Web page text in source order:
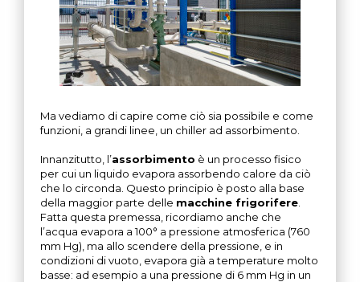
Ma vediamo di capire come ciò sia possibile e come
funzioni, a grandi linee, un chiller ad assorbimento.
Innanzitutto, l’assorbimento è un processo fisico
per cui un liquido evapora assorbendo calore da ciò
che lo circonda. Questo principio è posto alla base
della maggior parte delle macchine frigorifere
Fatta questa premessa, ricordiamo anche che
l’acqua evapora a 100° a pressione atmosferica (760
mm Hg), ma allo scendere della pressione, e in
condizioni di vuoto, evapora già a temperature molto
basse: ad esempio a una pressione di 6 mm Hg in un